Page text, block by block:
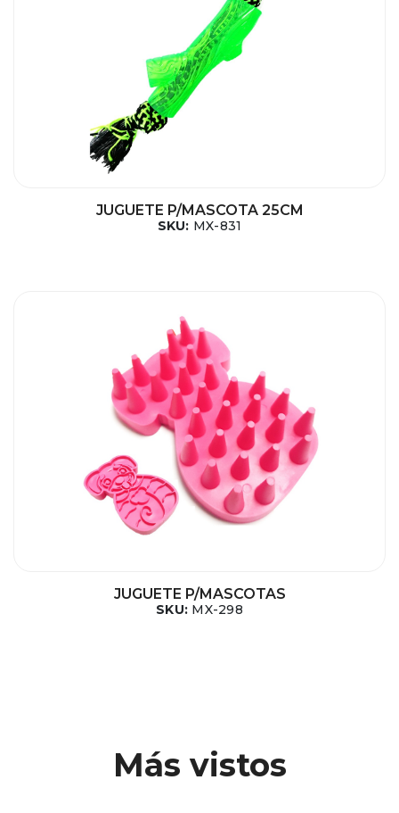
JUGUETE P/MASCOTA 25CM
SKU: MX-831
JUGUETE P/MASCOTAS
SKU: MX-298
Más vistos